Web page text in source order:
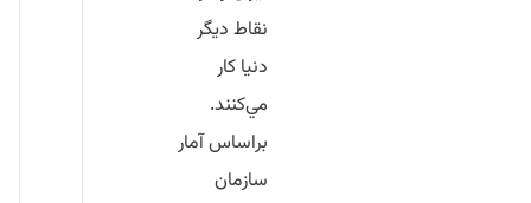
نقاط ديگر
دنيا كار
مي‌كنند.
براساس آمار
سازمان